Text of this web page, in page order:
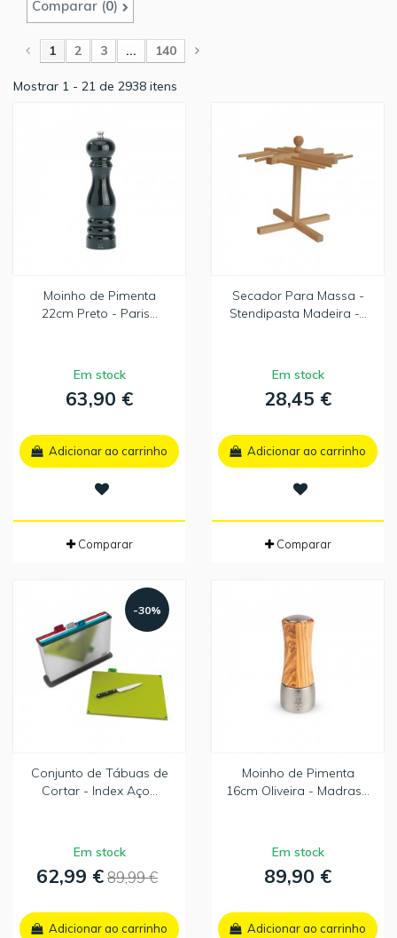
Comparar (0)
1 2 3 ... 140
Mostrar 1 - 21 de 2938 itens
Moinho de Pimenta
22cm Preto - Paris...
Em stock
63,90 €
Adicionar ao carrinho
Comparar
Secador Para Massa -
Stendipasta Madeira -...
Em stock
28,45 €
Adicionar ao carrinho
Comparar
-30%
Conjunto de Tábuas de
Cortar - Index Aço...
Em stock
62,99 €89,99 €
Adicionar ao carrinho
Moinho de Pimenta
16cm Oliveira - Madras...
Em stock
89,90 €
Adicionar ao carrinho